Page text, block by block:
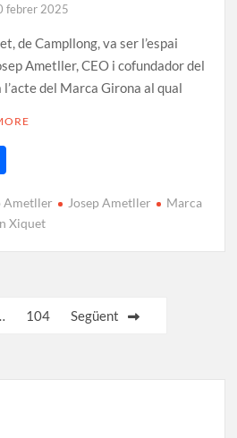
febrer 2025
de Campllong, va ser l’espai
Ametller, CEO i cofundador del
del Marca Girona al qual
m
p
te
ix
Ametller Josep Ametller
Marca
Xiquet
104 Següent